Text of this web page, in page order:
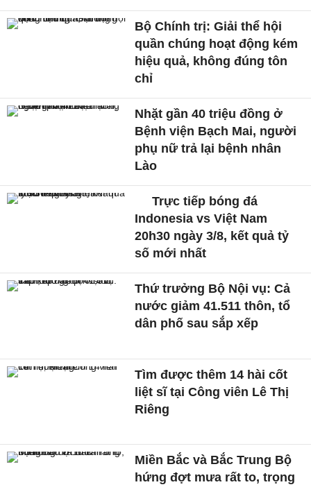
Bộ Chính trị: Giải thể hội
quần chúng hoạt động kém
hiệu quả, không đúng tôn
chỉ
Nhặt gần 40 triệu đồng ở
Bệnh viện Bạch Mai, người
phụ nữ trả lại bệnh nhân
Lào
Trực tiếp bóng đá
Indonesia vs Việt Nam
20h30 ngày 3/8, kết quả tỷ
số mới nhất
Thứ trưởng Bộ Nội vụ: Cả
nước giảm 41.511 thôn, tổ
dân phố sau sắp xếp
Tìm được thêm 14 hài cốt
liệt sĩ tại Công viên Lê Thị
Riêng
Miền Bắc và Bắc Trung Bộ
hứng đợt mưa rất to, trọng